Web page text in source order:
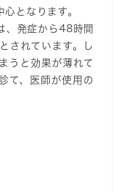
心となります。
、発症から 48時間
されています。し
うと効果が薄れて
て、医師が使用の